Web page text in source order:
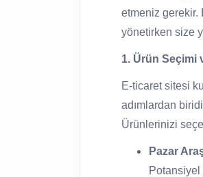
etmeniz gerekir.
yönetirken size
1. Ürün Seçimi
E-ticaret sitesi
adımlardan
Ürünlerinizi
Pazar
Potansiyel